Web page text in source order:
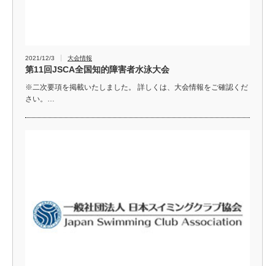
2021/12/3 大会情報
第11回JSCA全国知的障害者水泳大会
※二次要項を掲載いたしました。 詳しくは、大会情報をご確認くだ
さい。…